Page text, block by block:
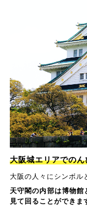
大阪城エリアでの
大阪の人々にシンボル
天守閣の内部は博物
見て回ることができま